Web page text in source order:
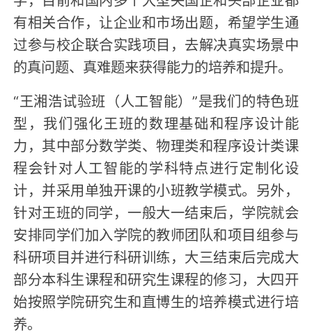
有相关合作，让企业和市场出题，希望学生通
过参与校企联合实践项目，去解决真实场景中
的真问题、真难题来获得能力的培养和提升。
“王湘浩试验班（人工智能）”是我们的特色班
型，我们强化王班的数理基础和程序设计能
力，其中部分数学类、物理类和程序设计类课
程会针对人工智能的学科特点进行定制化设
计，并采用单独开课的小班教学模式。另外，
针对王班的同学，一般大一结束后，学院就会
安排同学们加入学院的教师团队和项目组参与
科研项目并进行科研训练，大三结束后完成大
部分本科生课程和研究生课程的修习，大四开
始按照学院研究生和直博生的培养模式进行培
养。